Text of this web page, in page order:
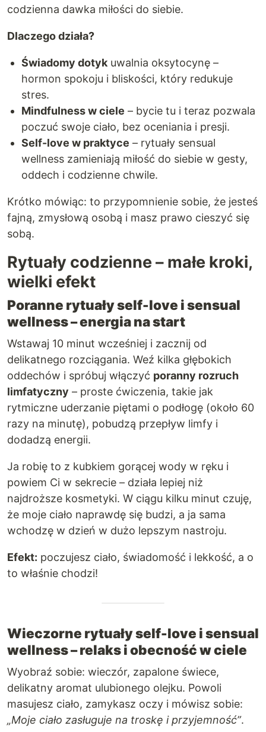
codzienna dawka miłości do siebie.
Dlaczego działa?
Świadomy dotyk uwalnia oksytocynę –
hormon spokoju i bliskości, który redukuje
stres.
Mindfulness w ciele – bycie tu i teraz pozwala
poczuć swoje ciało, bez oceniania i presji.
Self-love w praktyce – rytuały sensual
wellness zamieniają miłość do siebie w gesty,
oddech i codzienne chwile.
Krótko mówiąc: to przypomnienie sobie, że jesteś
fajną, zmysłową osobą i masz prawo cieszyć się
sobą.
Rytuały codzienne – małe kroki,
wielki efekt
Poranne rytuały self-love i sensual
wellness – energia na start
Wstawaj 10 minut wcześniej i zacznij od
delikatnego rozciągania. Weź kilka głębokich
oddechów i spróbuj włączyć poranny rozruch
limfatyczny – proste ćwiczenia, takie jak
rytmiczne uderzanie piętami o podłogę (około 60
razy na minutę), pobudzą przepływ limfy i
dodadzą energii.
Ja robię to z kubkiem gorącej wody w ręku i
powiem Ci w sekrecie – działa lepiej niż
najdroższe kosmetyki. W ciągu kilku minut czuję,
że moje ciało naprawdę się budzi, a ja sama
wchodzę w dzień w dużo lepszym nastroju.
Efekt: poczujesz ciało, świadomość i lekkość, a o
to właśnie chodzi!
Wieczorne rytuały self-love i sensual
wellness – relaks i obecność w ciele
Wyobraź sobie: wieczór, zapalone świece,
delikatny aromat ulubionego olejku. Powoli
masujesz ciało, zamykasz oczy i mówisz sobie:
„Moje ciało zasługuje na troskę i przyjemność”.